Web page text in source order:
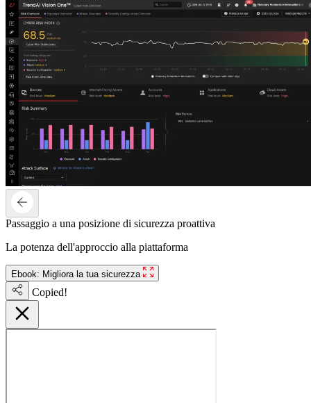
Passaggio a una posizione di sicurezza proattiva
La potenza dell'approccio alla piattaforma
Ebook: Migliora la tua sicurezza
Copied!